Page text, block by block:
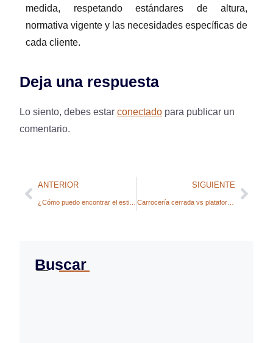
medida, respetando estándares de altura,
normativa vigente y las necesidades específicas de
cada cliente.
Deja una respuesta
Lo siento, debes estar conectado para publicar un
comentario.
ANTERIOR SIGUIENTE
Carrocería cerrada vs plataforma abierta: diferencias, ventajas y desventajas
Buscar